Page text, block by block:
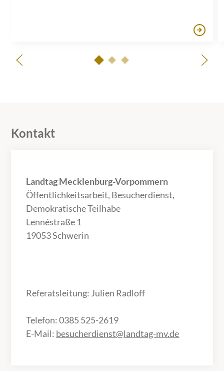
Kontakt
Landtag Mecklenburg-Vorpommern
Öffentlichkeitsarbeit, Besucherdienst,
Demokratische Teilhabe
Lennéstraße 1
19053 Schwerin
Referatsleitung: Julien Radloff
Telefon: 0385 525-2619
E-Mail: besucherdienst@landtag-mv.de